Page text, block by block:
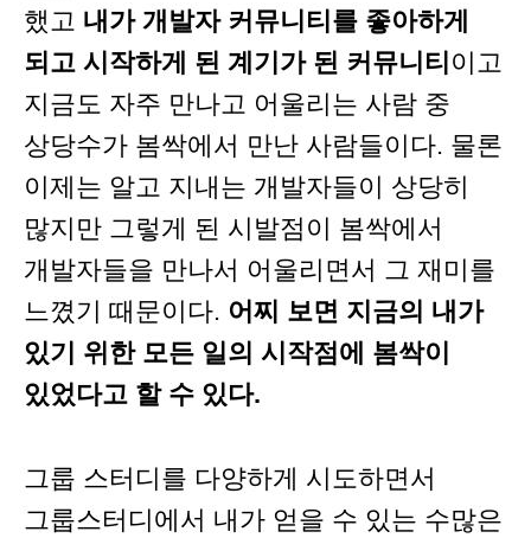
했고 내가 개발자 커뮤니티를 좋아하게
되고 시작하게 된 계기가 된 커뮤니티 이고
지금도 자주 만나고 어울리는 사람 중
상당수가 봄싹에서 만난 사람들이다. 물론
이제는 알고 지내는 개발자들이 상당히
많지만 그렇게 된 시발점이 봄싹에서
개발자들을 만나서 어울리면서 그 재미를
느꼈기 때문이다. 어찌 보면 지금의 내가
있기 위한 모든 일의 시작점에 봄싹이
있었다고 할 수 있다.
그룹 스터디를 다양하게 시도하면서
그룹스터디에서 내가 얻을 수 있는 수많은